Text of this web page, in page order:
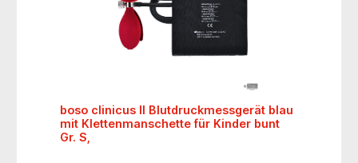
boso clinicus II Blutdruckmessgerät blau
mit Klettenmanschette für Kinder bunt
Gr. S,